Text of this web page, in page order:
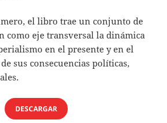
el libro trae un conjunto de
como eje transversal la dinámica
en el presente y en el
sus consecuencias políticas,
DESCARGAR